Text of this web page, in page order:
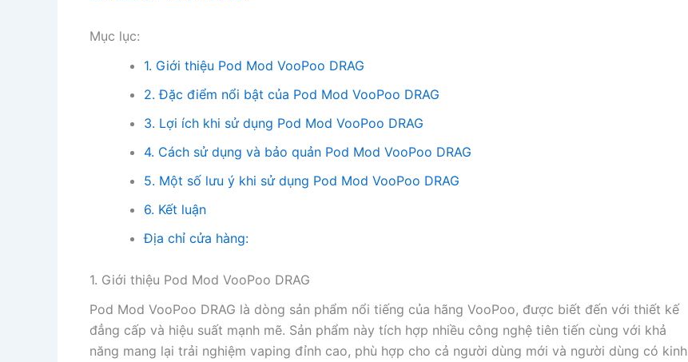
Mục lục:
1. Giới thiệu Pod Mod VooPoo DRAG
2. Đặc điểm nổi bật của Pod Mod VooPoo DRAG
3. Lợi ích khi sử dụng Pod Mod VooPoo DRAG
4. Cách sử dụng và bảo quản Pod Mod VooPoo DRAG
5. Một số lưu ý khi sử dụng Pod Mod VooPoo DRAG
6. Kết luận
Địa chỉ cửa hàng:
1. Giới thiệu Pod Mod VooPoo DRAG
Pod Mod VooPoo DRAG là dòng sản phẩm nổi tiếng của hãng VooPoo, được biết đến với thiết kế
đẳng cấp và hiệu suất mạnh mẽ. Sản phẩm này tích hợp nhiều công nghệ tiên tiến cùng với khả
năng mang lại trải nghiệm vaping đỉnh cao, phù hợp cho cả người dùng mới và người dùng có kinh